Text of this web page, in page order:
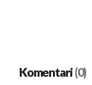
Komentari(0)